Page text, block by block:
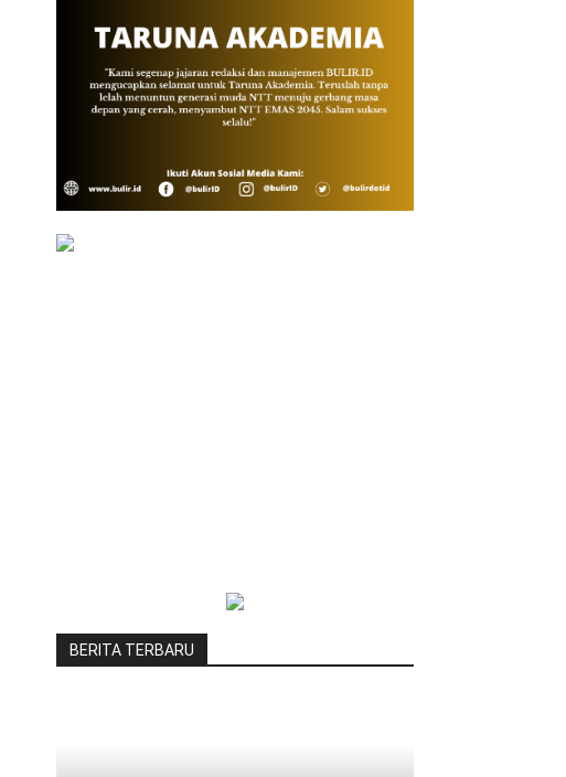
BERITA TERBARU